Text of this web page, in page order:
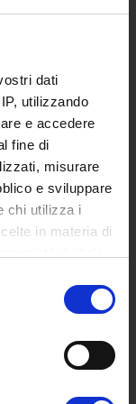
dati
utilizzando
e accedere
fine di
misurare
e sviluppare
chi utilizza i
in materia di
in qualsiasi
o facendo clic
Online
- PEC